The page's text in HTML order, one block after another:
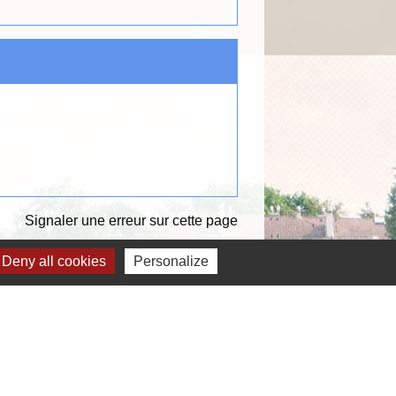
Signaler une erreur sur cette page
Deny all cookies Personalize